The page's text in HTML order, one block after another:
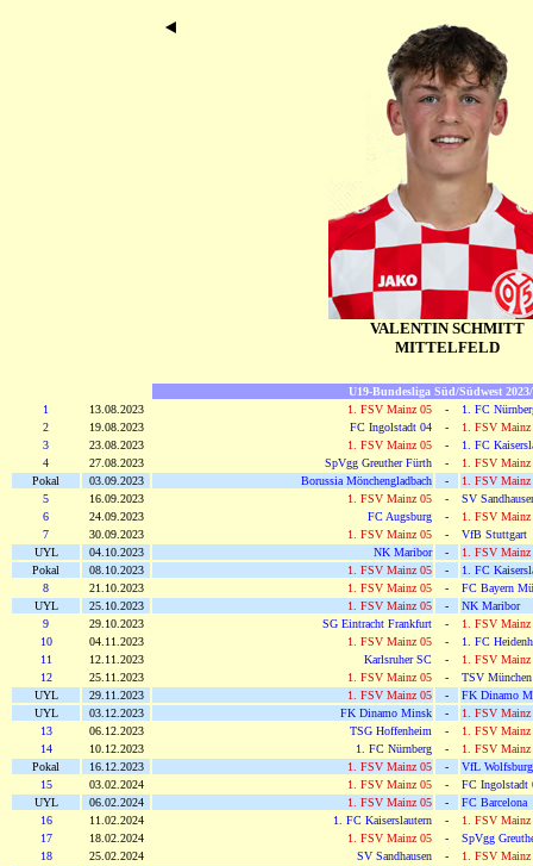
VALENTIN SCHMITT
MITTELFELD
U19-Bundesliga Süd/Südwest
1
13.08.2023 1. FSV Mainz 05 -
1. FC
2
19.08.2023 FC Ingolstadt 04 -
1. FSV Mainz
3
23.08.2023 1. FSV Mainz 05 -
1. FC
4
27.08.2023 SpVgg Greuther Fürth -
1. FSV Mainz
Pokal
03.09.2023 Borussia Mönchengladbach -
1. FSV Mainz
5
16.09.2023 1. FSV Mainz 05 -
SV
6
24.09.2023 FC Augsburg -
1. FSV Mainz
7
30.09.2023 1. FSV Mainz 05 -
VfB Stuttgart
UYL
04.10.2023 NK Maribor -
1. FSV Mainz
Pokal
08.10.2023 1. FSV Mainz 05 -
1. FC
8
21.10.2023 1. FSV Mainz 05 -
FC Bayern
UYL
25.10.2023 1. FSV Mainz 05 -
NK Maribor
9
29.10.2023 SG Eintracht Frankfurt -
1. FSV Mainz
10
04.11.2023 1. FSV Mainz 05 -
1. FC
11
12.11.2023 Karlsruher SC -
1. FSV Mainz
12
25.11.2023 1. FSV Mainz 05 -
TSV
UYL
29.11.2023 1. FSV Mainz 05 -
FK Dinamo
UYL
03.12.2023 FK Dinamo Minsk -
1. FSV Mainz
13
06.12.2023 TSG Hoffenheim -
1. FSV Mainz
14
10.12.2023 1. FC Nürnberg -
1. FSV Mainz
Pokal
16.12.2023 1. FSV Mainz 05 -
VfL Wolfsburg
15
03.02.2024 1. FSV Mainz 05 -
FC Ingolstadt
UYL
06.02.2024 1. FSV Mainz 05 -
FC Barcelona
16
11.02.2024 1. FC Kaiserslautern -
1. FSV Mainz
17
18.02.2024 1. FSV Mainz 05 -
SpVgg
18
25.02.2024 SV Sandhausen -
1. FSV Mainz